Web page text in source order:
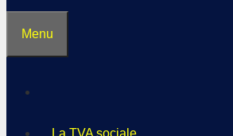
Menu
La TVA sociale